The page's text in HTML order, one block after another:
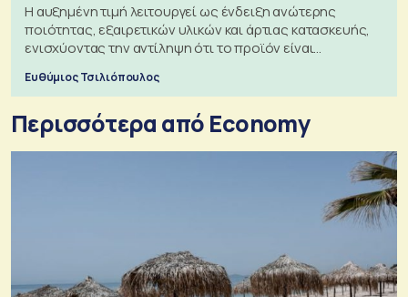
Η αυξημένη τιμή λειτουργεί ως ένδειξη ανώτερης
ποιότητας, εξαιρετικών υλικών και άρτιας κατασκευής,
ενισχύοντας την αντίληψη ότι το προϊόν είναι
Ευθύμιος Τσιλιόπουλος
Περισσότερα από Economy